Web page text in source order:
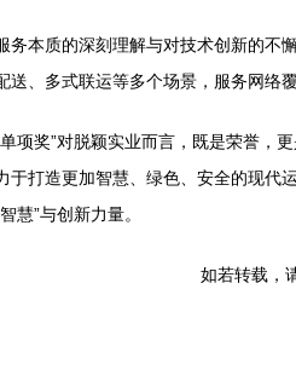
务本质的深刻理解与对技术创新的
、多式联运等多个场景，服务网络
项奖”对脱颖实业而言，既是荣誉
于打造更加智慧、绿色、安全的现
慧”与创新力量。
如若转载，